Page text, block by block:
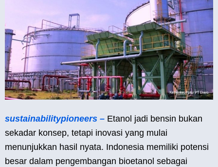
sustainabilitypioneers – Etanol jadi bensin bukan
sekadar konsep, tetapi inovasi yang mulai
menunjukkan hasil nyata. Indonesia memiliki potensi
besar dalam pengembangan bioetanol sebagai